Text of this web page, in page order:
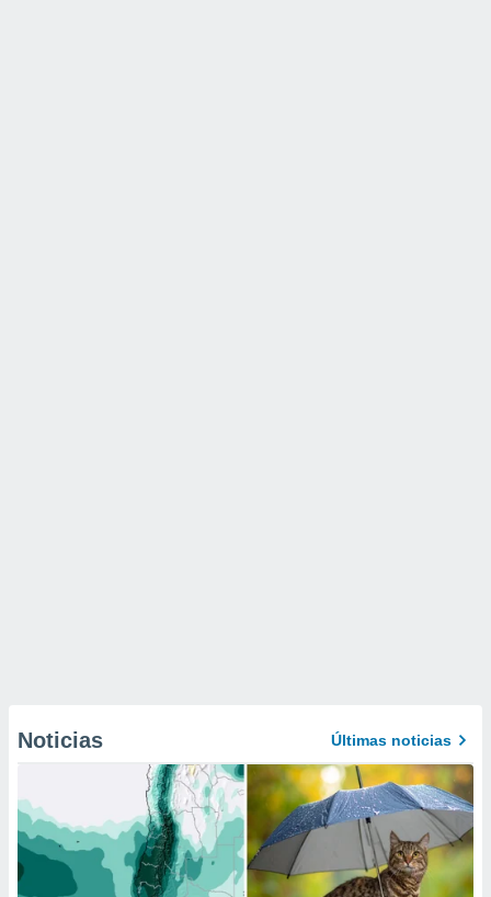
Noticias Últimas noticias